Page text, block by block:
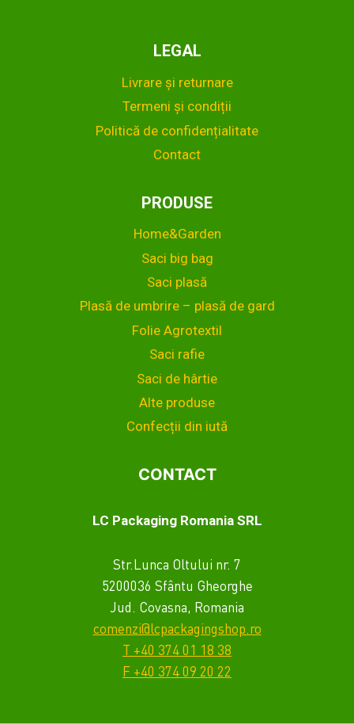
LEGAL
Livrare și returnare
Termeni și condiții
Politică de confidențialitate
Contact
PRODUSE
Home&Garden
Saci big bag
Saci plasă
Plasă de umbrire – plasă de gard
Folie Agrotextil
Saci rafie
Saci de hârtie
Alte produse
Confecții din iută
CONTACT
LC Packaging Romania SRL
Str.Lunca Oltului nr. 7
5200036 Sfântu Gheorghe
Jud. Covasna, Romania
comenzi@lcpackagingshop.ro
T +40 374 01 18 38
F +40 374 09 20 22